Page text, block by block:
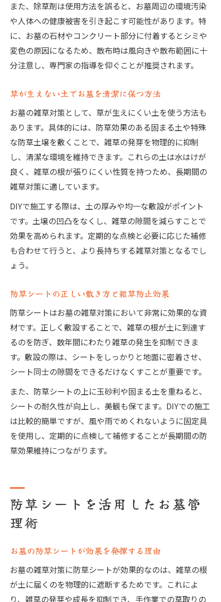
また、除草剤は使用方法を誤ると、お墓周辺の環境汚染
や人体への健康被害を引き起こす可能性があります。特
に、お墓の石材やコンクリート部分に付着するとシミや
変色の原因になるため、散布時は風向きや散布範囲に十
分注意し、専門家の指導を仰ぐことが推奨されます。
草が生えない土でお墓を清潔に保つ方法
お墓の雑草対策として、草が生えにくい土を使う方法も
あります。具体的には、防草効果のある固まる土や特殊
な防草土壌を敷くことで、雑草の発芽を物理的に抑制
し、清潔な環境を維持できます。これらの土は水はけが
良く、雑草の根が張りにくい性質を持つため、長期間の
雑草対策に適しています。
DIYで施工する際は、土の厚みや均一な敷設がポイント
です。土壌の凹凸をなくし、雑草の隙間を減らすことで
効果を高められます。定期的な点検と必要に応じた補修
も合わせて行うと、より長持ちする雑草対策となるでし
ょう。
防草シートの正しい敷き方と雑草防止効果
防草シートはお墓の雑草対策において非常に効果的な資
材です。正しく敷設することで、雑草の根が土に到達す
るのを防ぎ、数年間にわたり雑草の発生を抑制できま
す。敷設の際は、シートをしっかりと地面に密着させ、
シート同士の隙間をできるだけなくすことが重要です。
また、防草シートの上に玉砂利や固まる土を重ねると、
シートの耐久性が向上し、美観も保てます。DIYでの施工
は比較的簡単ですが、風や雨でめくれないように固定具
を使用し、定期的に点検して補修することが長期間の防
草効果維持につながります。
防草シートを活用したお墓管
理術
お墓の防草シートが効果を発揮する理由
お墓の雑草対策に防草シートが効果的なのは、雑草の根
が土に届くのを物理的に遮断するためです。これによ
り、雑草の発芽や成長を抑制でき、手作業での草取りの